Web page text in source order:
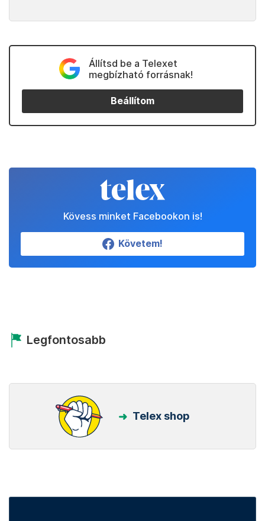
Állítsd be a Telexet
megbízható forrásnak!
Beállítom
Kövess minket Facebookon is!
Követem!
Legfontosabb
Telex shop